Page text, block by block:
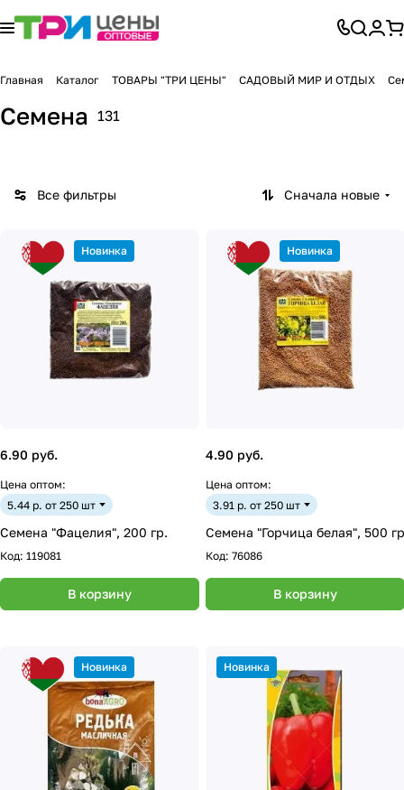
Главная Каталог ТОВАРЫ "ТРИ ЦЕНЫ" САДОВЫЙ МИР И ОТДЫХ
Семена 131
Все фильтры Сначала новые
Новинка
6.90 руб.
Цена оптом:
5.44 р. от 250 шт
Семена "Фацелия", 200 гр.
Код: 119081
В корзину
Новинка
4.90 руб.
Цена оптом:
3.91 р. от 250 шт
Семена "Горчица белая", 500 гр
Код: 76086
В корзину
Новинка Новинка